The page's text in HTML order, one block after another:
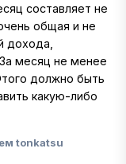
составляет не
общая и не
дохода,
месяц не менее
должно быть
какую-либо
tonkatsu